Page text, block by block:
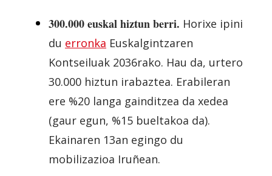
300.000 euskal hiztun berri. Horixe ipini
du erronka Euskalgintzaren
Kontseiluak 2036rako. Hau da, urtero
30.000 hiztun irabaztea. Erabileran
ere %20 langa gainditzea da xedea
(gaur egun, %15 bueltakoa da).
Ekainaren 13an egingo du
mobilizazioa Iruñean.